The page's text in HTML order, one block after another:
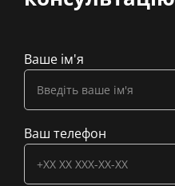
Ваше ім'я
Ваш телефон